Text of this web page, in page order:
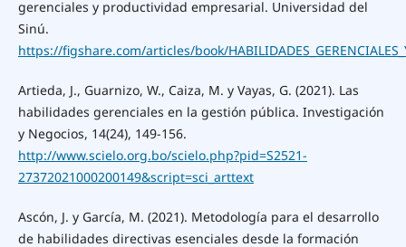
gerenciales y productividad empresarial. Universidad del
Sinú.
https://figshare.com/articles/book/
Artieda, J., Guarnizo, W., Caiza, M. y Vayas, G. (2021). Las
habilidades gerenciales en la gestión pública. Investigación
y Negocios, 14(24), 149-156.
http://www.scielo.org.bo/scielo.php?pid=S2521-
27372021000200149&script=sci_arttext
Ascón, J. y García, M. (2021). Metodología para el desarrollo
de habilidades directivas esenciales desde la formación